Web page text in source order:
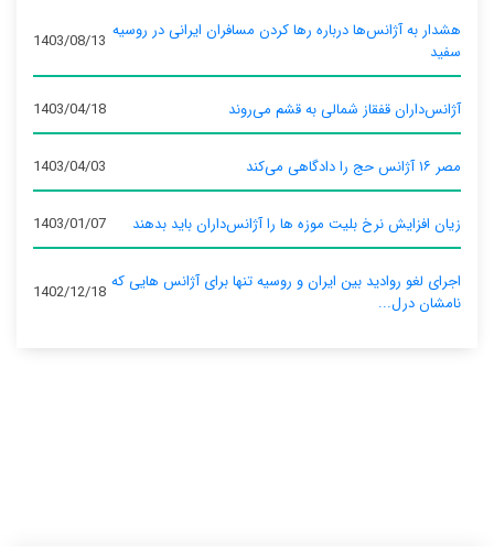
هشدار به آژانس‌ها درباره رها کردن مسافران ایرانی در روسیه
سفید
1403/08/13
آژانس‌داران قفقاز شمالی به قشم می‌روند 1403/04/18
مصر ۱۶ آژانس حج را دادگاهی می‌کند 1403/04/03
زیان افزایش نرخ بلیت موزه ها را آژانس‌داران باید بدهند 1403/01/07
اجرای لغو روادید بین ایران و روسیه تنها برای آژانس‌ هایی که
نامشان درل...
1402/12/18